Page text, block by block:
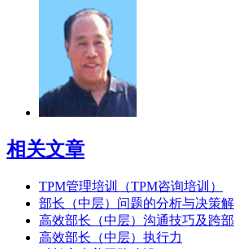
相关文章
TPM管理培训（TPM咨询培训）
部长（中层）问题的分析与决策解
高效部长（中层）沟通技巧及跨部
高效部长（中层）执行力